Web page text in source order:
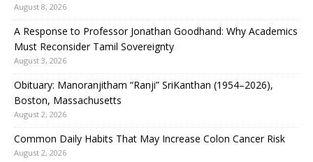
August 8, 2026
A Response to Professor Jonathan Goodhand: Why Academics
Must Reconsider Tamil Sovereignty
August 3, 2026
Obituary: Manoranjitham “Ranji” SriKanthan (1954–2026),
Boston, Massachusetts
August 2, 2026
Common Daily Habits That May Increase Colon Cancer Risk
August 2, 2026